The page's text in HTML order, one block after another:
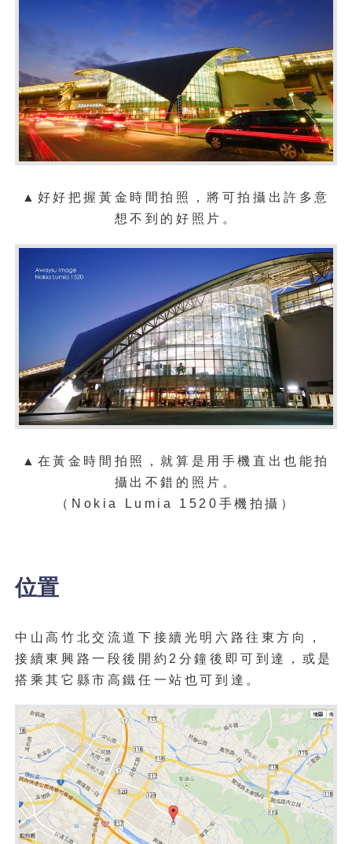
▲好好把握黃金時間拍照，將可拍攝出許多意
想不到的好照片。
▲ 在黃金時間拍照 ， 就算是用手機直出也能拍
攝出不錯的照片 。
（ Nokia Lumia 1520手機拍攝）
位置
中山高竹北交流道下接續光明六路往東方向
，
接續東興路一段後開約2分鐘後即可到達
， 或是
搭乘其它縣市 高鐵 任一站也可到達 。